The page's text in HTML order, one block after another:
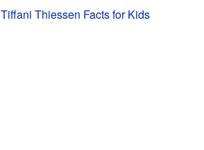
Tiffani Thiessen Facts for Kids